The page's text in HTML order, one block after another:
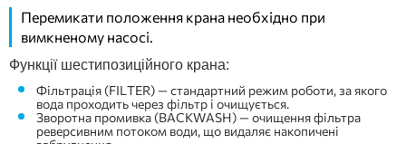
Перемикати положення крана необхідно при
вимкненому насосі.
Функції шестипозиційного крана:
Фільтрація (FILTER) — стандартний режим роботи, за якого
вода проходить через фільтр і очищується.
Зворотна промивка (BACKWASH) — очищення фільтра
реверсивним потоком води, що видаляє накопичені